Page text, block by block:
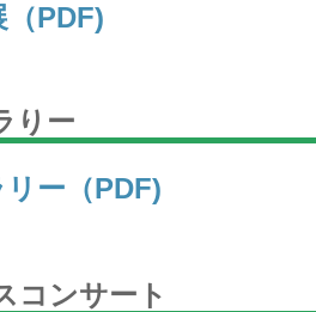
PDF)
りー
ー（PDF)
コンサート